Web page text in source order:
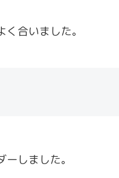
合いました。
しました。